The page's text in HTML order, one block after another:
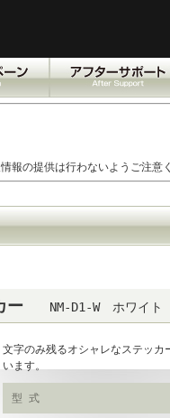
報の提供は行わないようご注意
カー NM-D1-W ホワイト
文字のみ残るオシャレなステッカ
います。
型 式